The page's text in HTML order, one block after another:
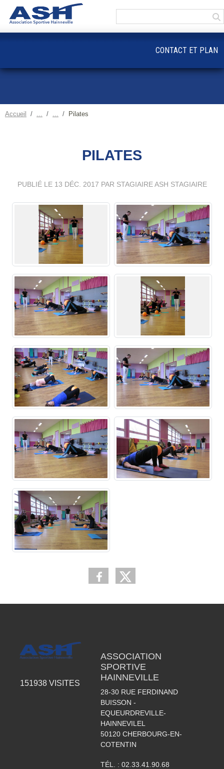
Accueil Pilates
PILATES
PUBLIÉ LE 13 DÉC. 2017 PAR STAGIAIRE ASH STAGIAIRE
CONTACT ET PLAN
151938 VISITES
ASSOCIATION
SPORTIVE
HAINNEVILLE
28-30 RUE FERDINAND
BUISSON -
EQUEURDREVILLE-
HAINNEVILEL
50120 CHERBOURG-EN-
COTENTIN
TÉL. : 02.33.41.90.68
Panneau de gestion des cookies